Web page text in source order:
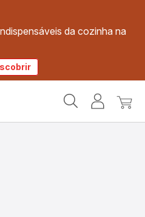
da cozinha na
O